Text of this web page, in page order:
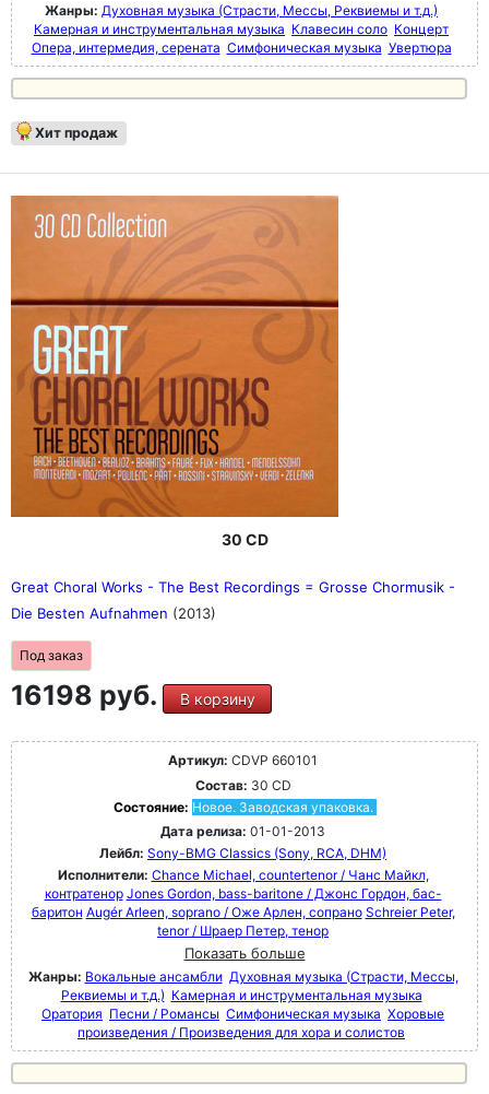
Жанры: Духовная музыка (Страсти, Мессы, Реквиемы и т.д.)
Камерная и инструментальная музыка Клавесин соло Концерт
Опера, интермедия, серената Симфоническая музыка Увертюра
Хит продаж
30 CD
Great Choral Works - The Best Recordings = Grosse Chormusik -
Die Besten Aufnahmen (2013)
Под заказ
16198 руб. В корзину
Артикул: CDVP 660101
Состав: 30 CD
Состояние: Новое. Заводская упаковка.
Дата релиза: 01-01-2013
Лейбл: Sony-BMG Classics (Sony, RCA, DHM)
Исполнители: Chance Michael, countertenor / Чанс Майкл,
контратенор Jones Gordon, bass-baritone / Джонс Гордон, бас-
баритон Augér Arleen, soprano / Оже Арлен, сопрано Schreier Peter,
tenor / Шраер Петер, тенор
Показать больше
Жанры: Вокальные ансамбли Духовная музыка (Страсти, Мессы,
Реквиемы и т.д.) Камерная и инструментальная музыка
Оратория Песни / Романсы Симфоническая музыка Хоровые
произведения / Произведения для хора и солистов